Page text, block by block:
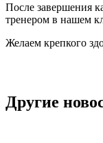
После завершения
тренером в нашем
Желаем крепкого
Другие